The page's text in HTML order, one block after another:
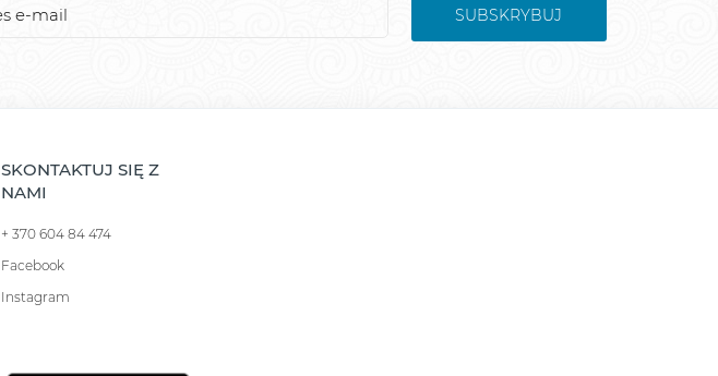
SUBSKRYBUJ
SKONTAKTUJ SIĘ Z
NAMI
+ 370 604 84 474
Facebook
Instagram